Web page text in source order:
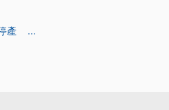
產 ...